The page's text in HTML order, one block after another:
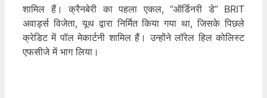
शामिल हैं। क्रैनबेरी का पहला एकल, “ऑर्डिनरी डे” BRIT
अवार्ड्स विजेता, यूथ द्वारा निर्मित किया गया था, जिसके पिछले
क्रेडिट में पॉल मेकार्टनी शामिल हैं। उन्होंने लॉरेल हिल कोलिस्ट
एफसीजे में भाग लिया।